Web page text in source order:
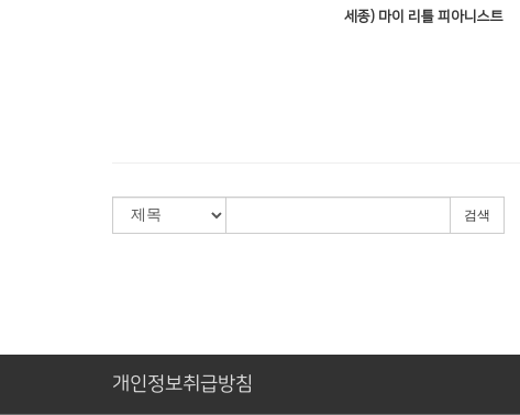
세종) 마이 리틀 피아니스트
검색
개인정보취급방침